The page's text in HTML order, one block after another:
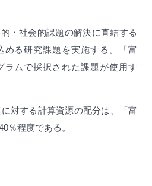
・社会的課題の解決に直結する
める研究課題を実施する。「富
ラムで採択された課題が使用す
対する計算資源の配分は、「富
％程度である。